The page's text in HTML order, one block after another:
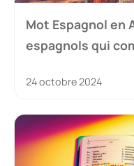
Mot Espagnol en
espagnols qui
24 octobre 2024